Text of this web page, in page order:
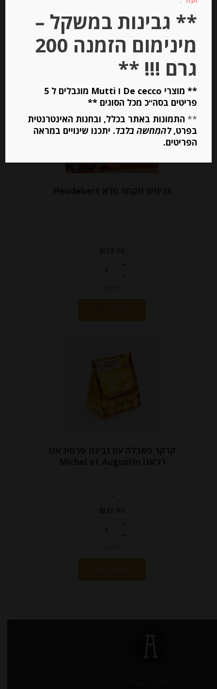
יחידות
הוספה לסל
Out of
-
-
** גבינות במשקל –
מינימום הזמנה 200
גרם !!! **
** מוצרי De cecco ו Mutti מוגבלים ל 5
פריטים בסה״כ מכל הסוגים **
** התמונות באתר בכלל, ובחנות האינטרנטית
בפרט,להמחשה בלבד. יתכנו שינויים במראה
הפריטים.